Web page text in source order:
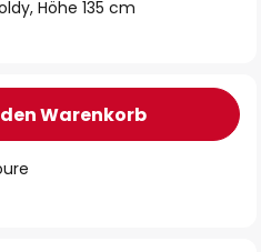
Höhe 135 cm
Warenkorb